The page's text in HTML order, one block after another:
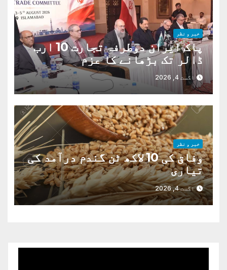
خبر و نظر
پاک ایران دوطرفہ تجارت 10 ارب
ڈالر تک بڑھانے کا عزم
اگست 4, 2026
خبر و نظر
وفاق کی 10 لاکھ ٹن گندم درآمد کی
تیاری
اگست 4, 2026